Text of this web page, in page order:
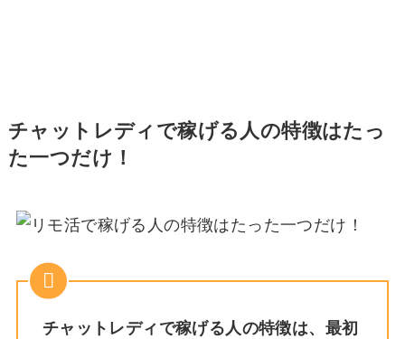
チャットレディで稼げる人の特徴はたっ
た一つだけ！
チャットレディで稼げる人の特徴は、最初